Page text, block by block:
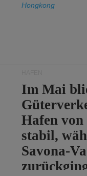
Hongkong
Im Mai
Hafen von
stabil,
Savona-